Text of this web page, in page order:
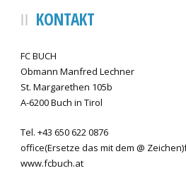
KONTAKT
FC BUCH
Obmann Manfred Lechner
St. Margarethen 105b
A-6200 Buch in Tirol
Tel. +43 650 622 0876
office(Ersetze das mit dem @
www.fcbuch.at